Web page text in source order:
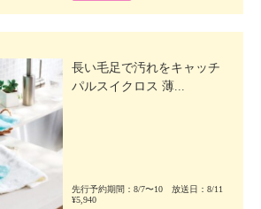
長い毛足で汚れをキャッチ
パルスイクロス 薄...
先行予約期間：8/7〜10 放送日：8/11
¥5,940